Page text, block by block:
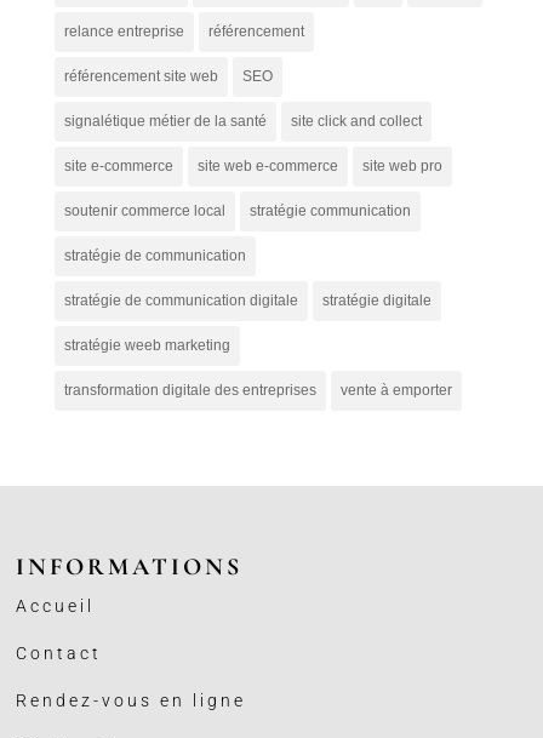
relance entreprise référencement
référencement site web SEO
signalétique métier de la santé site click and collect
site e-commerce site web e-commerce site web pro
soutenir commerce local stratégie communication
stratégie de communication
stratégie de communication digitale stratégie digitale
stratégie weeb marketing
transformation digitale des entreprises vente à emporter
INFORMATIONS
Accueil
Contact
Rendez-vous en ligne